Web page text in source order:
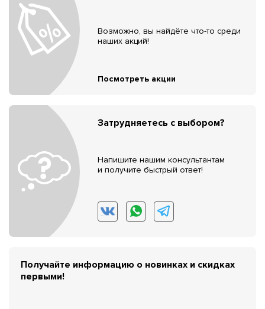
Возможно, вы найдёте что-то среди
наших акций!
Посмотреть акции
Затрудняетесь с выбором?
Напишите нашим консультантам
и получите быстрый ответ!
Получайте информацию о новинках и скидках
первыми!